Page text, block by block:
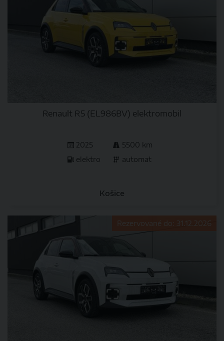
Renault R5 (EL986BV) elektromobil
2025
5500 km
elektro
automat
Košice
Rezervované do: 31.12.2026